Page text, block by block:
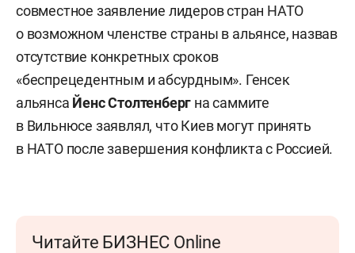
совместное заявление лидеров стран НАТО
о возможном членстве страны в альянсе, назвав
отсутствие конкретных сроков
«беспрецедентным и абсурдным». Генсек
альянса Йенс Столтенберг на саммите
в Вильнюсе заявлял, что Киев могут принять
в НАТО после завершения конфликта с Россией.
Читайте БИЗНЕС Online